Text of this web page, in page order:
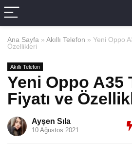
Ana Sayfa » Akıllı Telefon » Yeni Oppo
Özellikleri
Akıllı Telefon
Yeni Oppo A35
Fiyatı ve
Ayşen Sıla
10 Ağustos 2021